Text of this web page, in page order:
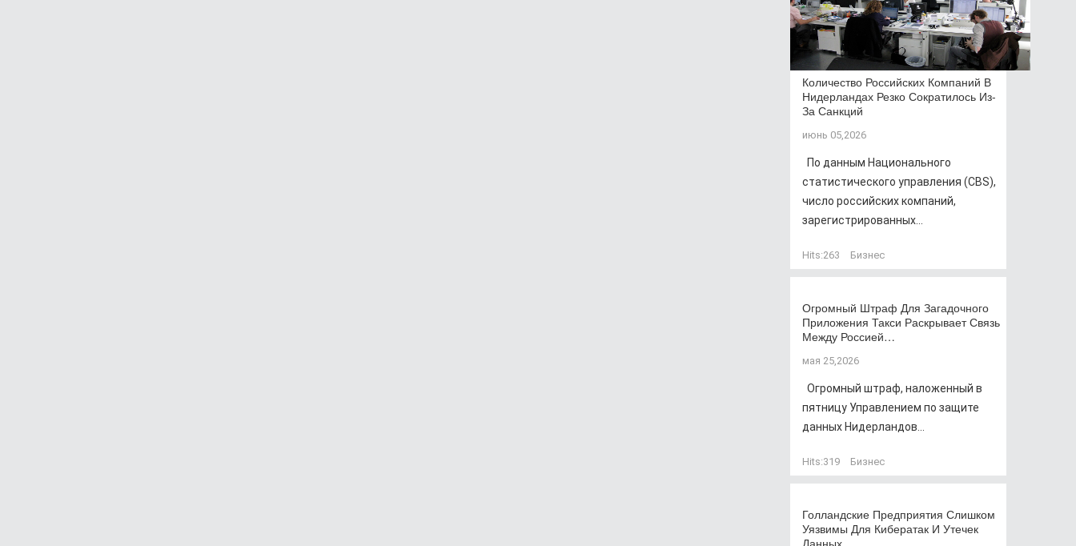
Количество Российских Компаний В
Нидерландах Резко Сократилось Из-
За Санкций
июнь 05,2026
По данным Национального
статистического управления (CBS),
число российских компаний,
зарегистрированных...
Hits:263 Бизнес
Огромный Штраф Для Загадочного
Приложения Такси Раскрывает Связь
Между Россией…
мая 25,2026
Огромный штраф, наложенный в
пятницу Управлением по защите
данных Нидерландов...
Hits:319 Бизнес
Голландские Предприятия Слишком
Уязвимы Для Кибератак И Утечек
Данных